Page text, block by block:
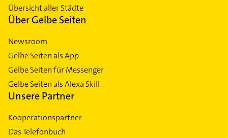
Übersicht aller Städte
Über Gelbe Seiten
Newsroom
Gelbe Seiten als App
Gelbe Seiten für Messenger
Gelbe Seiten als Alexa Skill
Unsere Partner
Kooperationspartner
Das Telefonbuch